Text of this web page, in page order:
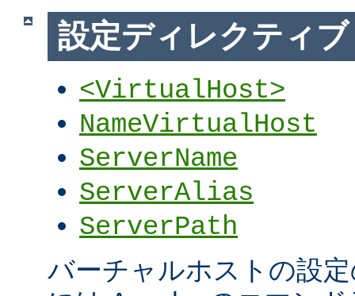
設定ディレクティブ
<VirtualHost>
NameVirtualHost
ServerName
ServerAlias
ServerPath
バーチャルホストの設